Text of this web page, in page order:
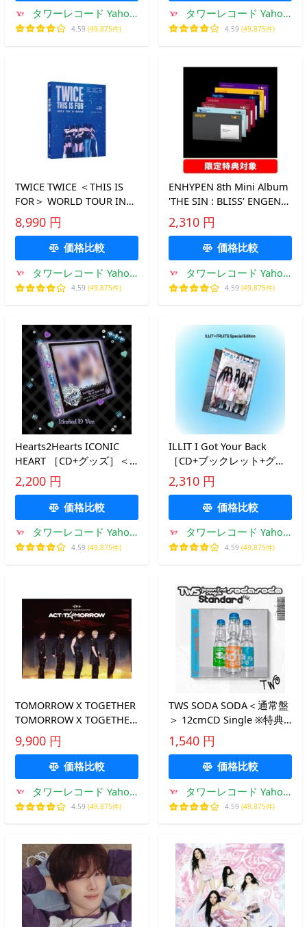
タワーレコード Yahoo!
店
4.59 (49,875件)
タワーレコード Yahoo!
店
4.59 (49,875件)
TWICE TWICE ＜THIS IS
FOR＞ WORLD TOUR IN
INCHEON＜数量限定生産
盤＞ Blu-ray Disc ※特典あ
8,990 円
価格比較
タワーレコード Yahoo!
店
4.59 (49,875件)
ENHYPEN 8th Mini Album
'THE SIN : BLISS' ENGENE
Ver.(ランダムバージョン)
CD ※特典あり
2,310 円
価格比較
タワーレコード Yahoo!
店
4.59 (49,875件)
Hearts2Hearts ICONIC
HEART ［CD+グッズ］＜
初回限定盤D＞ 12cmCD
Single ※特典あり
2,200 円
価格比較
タワーレコード Yahoo!
店
4.59 (49,875件)
ILLIT I Got Your Back
［CD+ブックレット+グッ
ズ］＜ILLIT×FRUiTS
Special Edition＞ 12cmCD
Single ※特典あり
2,310 円
価格比較
タワーレコード Yahoo!
店
4.59 (49,875件)
TOMORROW X TOGETHER
TOMORROW X TOGETHER
WORLD TOUR ＜ACT :
TOMORROW＞ IN JAPAN
［デジタルコードカード］
Accessories ※特典あり
9,900 円
価格比較
タワーレコード Yahoo!
店
4.59 (49,875件)
TWS SODA SODA＜通常盤
＞ 12cmCD Single ※特典
あり
1,540 円
価格比較
タワーレコード Yahoo!
店
4.59 (49,875件)